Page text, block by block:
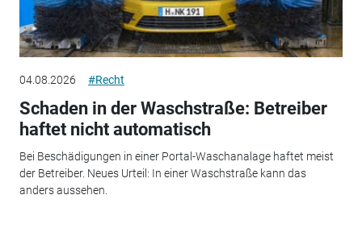
04.08.2026 #Recht
Schaden in der Waschstraße: Betreiber
haftet nicht automatisch
Bei Beschädigungen in einer Portal-Waschanalage haftet meist
der Betreiber. Neues Urteil: In einer Waschstraße kann das
anders aussehen.